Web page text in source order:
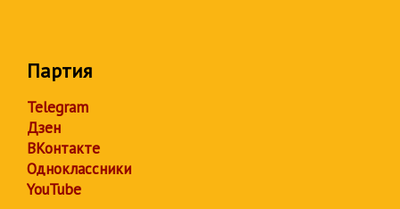
Партия
Telegram
Дзен
ВКонтакте
Одноклассники
YouTube